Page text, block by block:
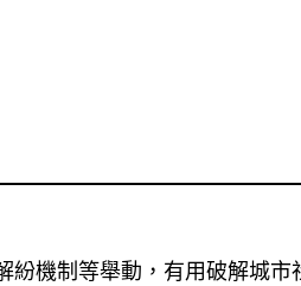
機制等舉動，有用破解城市